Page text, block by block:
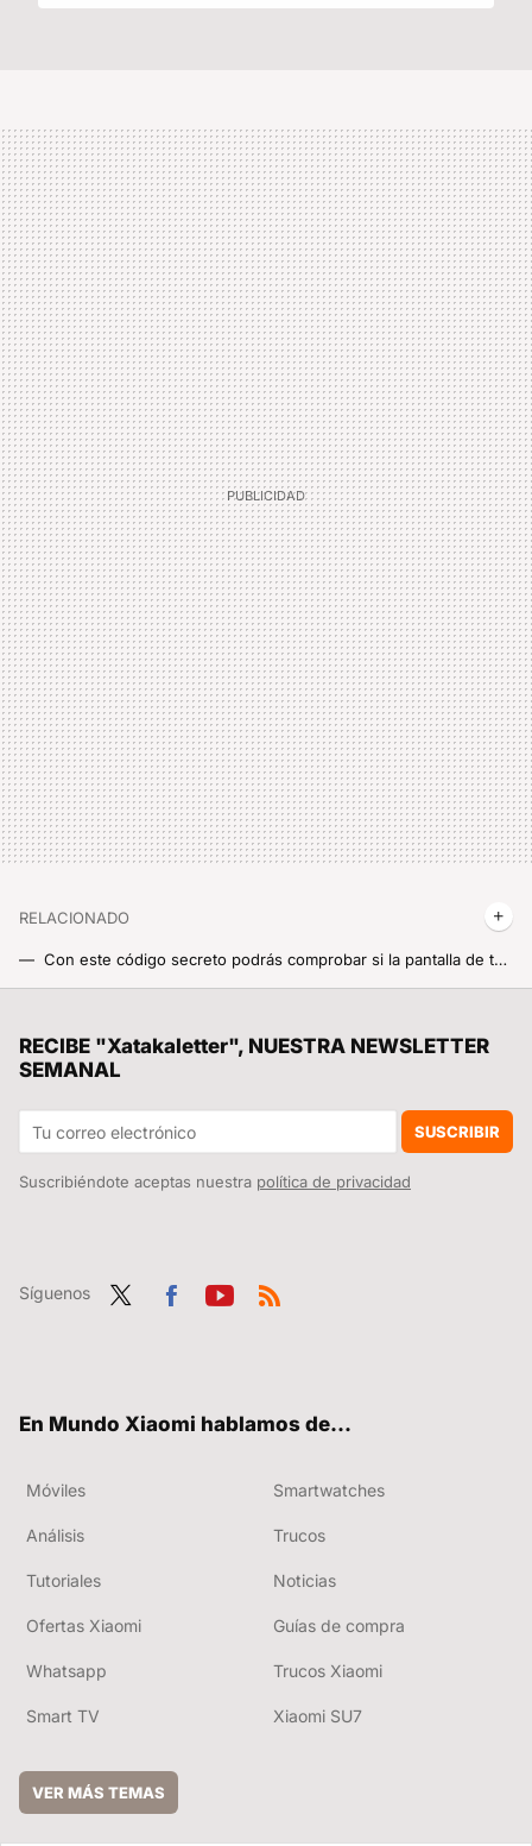
RELACIONADO
Con este código secreto podrás comprobar si la pantalla de tu Xiaomi funciona correctamente
Google Maps te da más que direcciones. Así se mira el tiempo y temperatura que hace exactamente en el sitio al que vas
RECIBE "Xatakaletter", NUESTRA NEWSLETTER
SEMANAL
SUSCRIBIR
Suscribiéndote aceptas nuestra política de privacidad
Síguenos
En Mundo Xiaomi hablamos de...
Móviles Smartwatches
Análisis Trucos
Tutoriales Noticias
Ofertas Xiaomi Guías de compra
Whatsapp Trucos Xiaomi
Smart TV Xiaomi SU7
VER MÁS TEMAS